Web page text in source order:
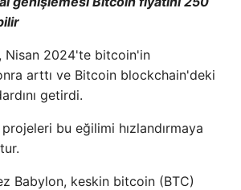
Nisan 2024'te bitcoin'in
arttı ve Bitcoin blockchain'deki
getirdi.
bu eğilimi hızlandırmaya
Babylon, keskin bitcoin (BTC)